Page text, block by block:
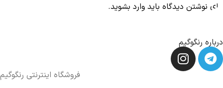
برای نوشتن دیدگاه باید وارد بشوید.
درباره رنگوگیم
فروشگاه اینترنتی رنگوگیم